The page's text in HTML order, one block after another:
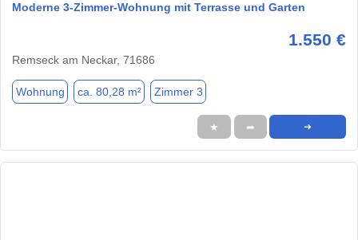
Moderne 3-Zimmer-Wohnung mit Terrasse und Garten
1.550 €
Remseck am Neckar, 71686
Wohnung ca. 80,28 m² Zimmer 3
★ ➦ ➜